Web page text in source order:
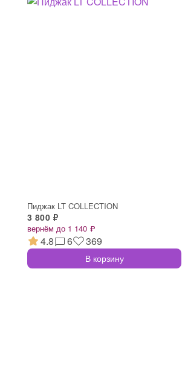
Пиджак LT COLLECTION
3 800 ₽
вернём до 1 140 ₽
4.8 6 369
В корзину